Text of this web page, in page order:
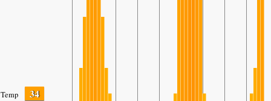
Temp 34